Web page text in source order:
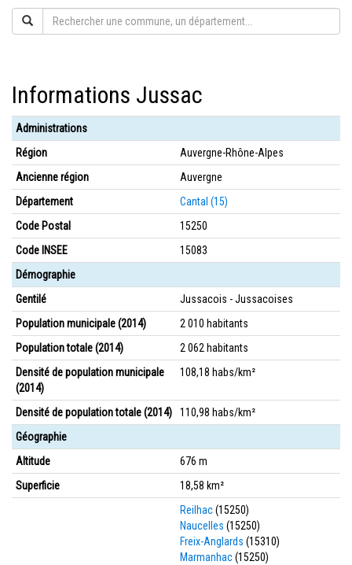
Informations Jussac
Administrations
Région
Auvergne-Rhône-Alpes
Ancienne région
Auvergne
Département
Cantal (15)
Code Postal
15250
Code INSEE
15083
Démographie
Gentilé
Jussacois - Jussacoises
Population municipale (2014)
2 010 habitants
Population totale (2014)
2 062 habitants
Densité de population municipale
(2014)
108,18 habs/km²
Densité de population totale (2014)
110,98 habs/km²
Géographie
Altitude
676 m
Superficie
18,58 km²
Reilhac(15250)
Naucelles (15250)
Freix-Anglards (15310)
Marmanhac(15250)